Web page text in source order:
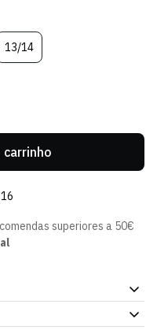
13/14Variante
Esgotada
carrinho
superiores a 50€
oficial para os dias mais